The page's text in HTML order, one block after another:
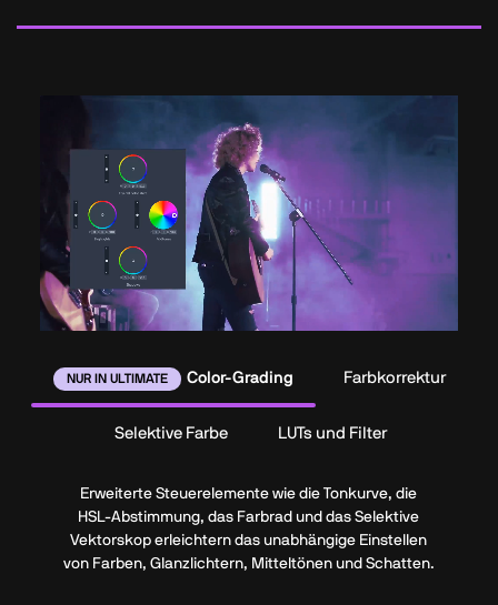
NUR IN ULTIMATE Color-Grading Farbkorrektur
Selektive Farbe LUTs und Filter
Erweiterte Steuerelemente wie die Tonkurve, die
HSL-Abstimmung, das Farbrad und das Selektive
Vektorskop erleichtern das unabhängige Einstellen
von Farben, Glanzlichtern, Mitteltönen und Schatten.